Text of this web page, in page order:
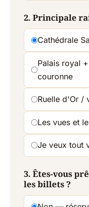
2. Principale
Cathédrale
Palais royal
couronne
Ruelle d'Or /
Les vues et
Je veux tout
3. Êtes-vous
les billets ?